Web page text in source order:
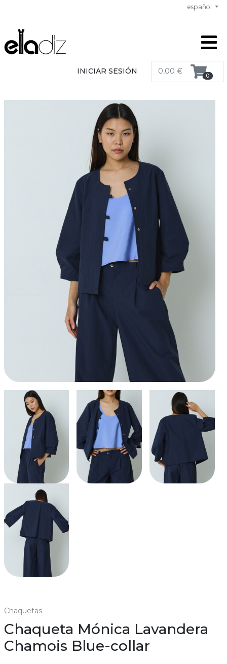
español
INICIAR SESIÓN 0,00 € 0
Chaquetas
Chaqueta Mónica Lavandera
Chamois Blue-collar